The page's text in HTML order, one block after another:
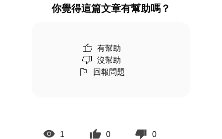
你覺得這篇文章有幫助嗎？
有幫助
沒幫助
回報問題
1 0 0